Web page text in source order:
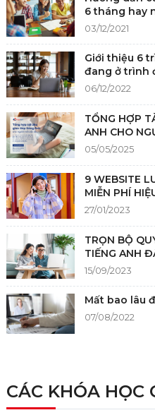
6 tháng hay
03/12/2021
Giới thiệu 6
đang ở trình
06/12/2022
TỔNG HỢP
ANH CHO
05/05/2025
9 WEBSITE
MIỄN PHÍ
27/01/2023
TRỌN BỘ
TIẾNG ANH
15/09/2023
Mất bao lâu
07/08/2022
CÁC KHÓA HỌC